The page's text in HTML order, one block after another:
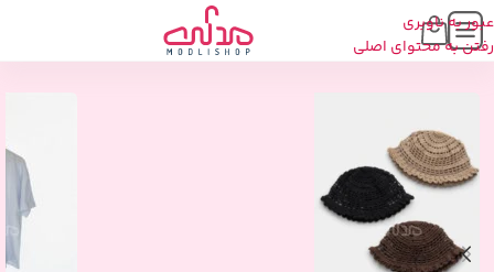
عبور به ناوبری
رفتن به محتوای اصلی
محصولات مشابه